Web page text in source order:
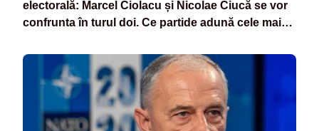
electorală: Marcel Ciolacu și Nicolae Ciucă se vor
confrunta în turul doi. Ce partide adună cele mai